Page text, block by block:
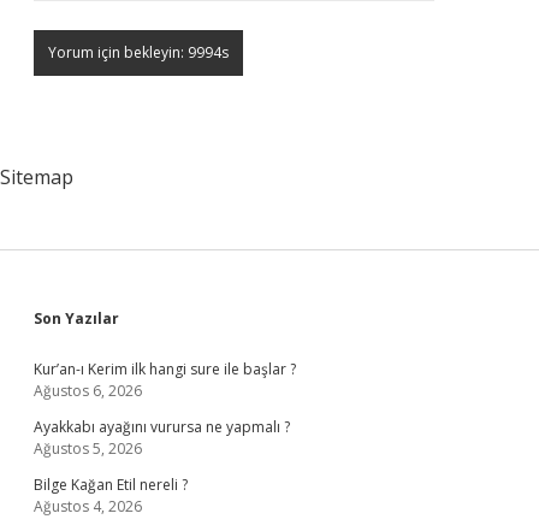
Sitemap
Sidebar
Son Yazılar
Kur’an-ı Kerim ilk hangi sure ile başlar ?
Ağustos 6, 2026
Ayakkabı ayağını vurursa ne yapmalı ?
Ağustos 5, 2026
Bilge Kağan Etil nereli ?
Ağustos 4, 2026